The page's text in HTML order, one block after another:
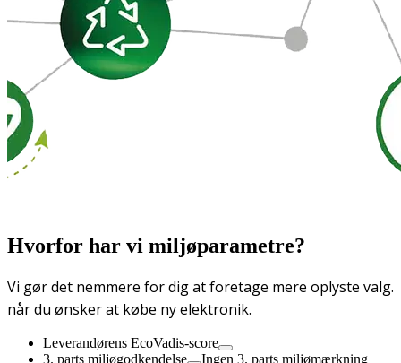
Hvorfor har vi miljøparametre?
Vi gør det nemmere for dig at foretage mere oplyste valg.
når du ønsker at købe ny elektronik.
Leverandørens EcoVadis-score
3. parts miljøgodkendelse
Ingen 3. parts miljømærkning